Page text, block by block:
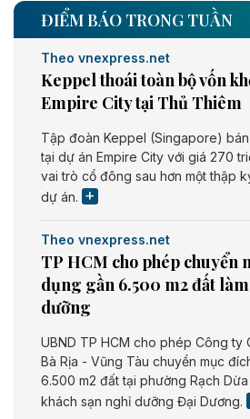
ĐIỂM BÁO TRONG TUẦN
Theo vnexpress.net
Keppel thoái toàn bộ vốn
Empire City tại Thủ Thiêm
Tập đoàn Keppel (Singapore)
tại dự án Empire City với giá 270
vai trò cổ đông sau hơn một thập
dự án.
Theo vnexpress.net
TP HCM cho phép chuyển
dụng gần 6.500 m2 đất
dưỡng
UBND TP HCM cho phép Công ty
Bà Rịa - Vũng Tàu chuyển mục
6.500 m2 đất tại phường Rạch
khách sạn nghỉ dưỡng Đại Dương.